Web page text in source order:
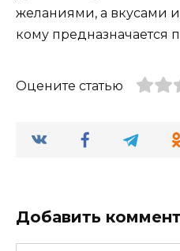
желаниями, а вкусами
кому предназначается
Оцените статью
Добавить